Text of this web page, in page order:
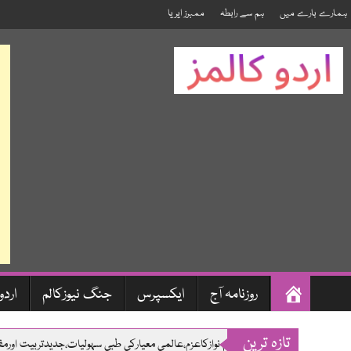
ہمارے بارے میں ہم سے رابطہ ممبرز ایریا
صفحہ
اول
روزنامہ آج ایکسپرس جنگ نیوزکالم
تازہ ترین
وزیراعلی،مریم نوازکاعزم،عالمی معیارکی طبی سہولیات،جدیدتربیت